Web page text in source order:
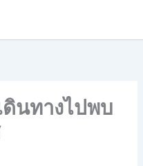
ดินทางไปพบ